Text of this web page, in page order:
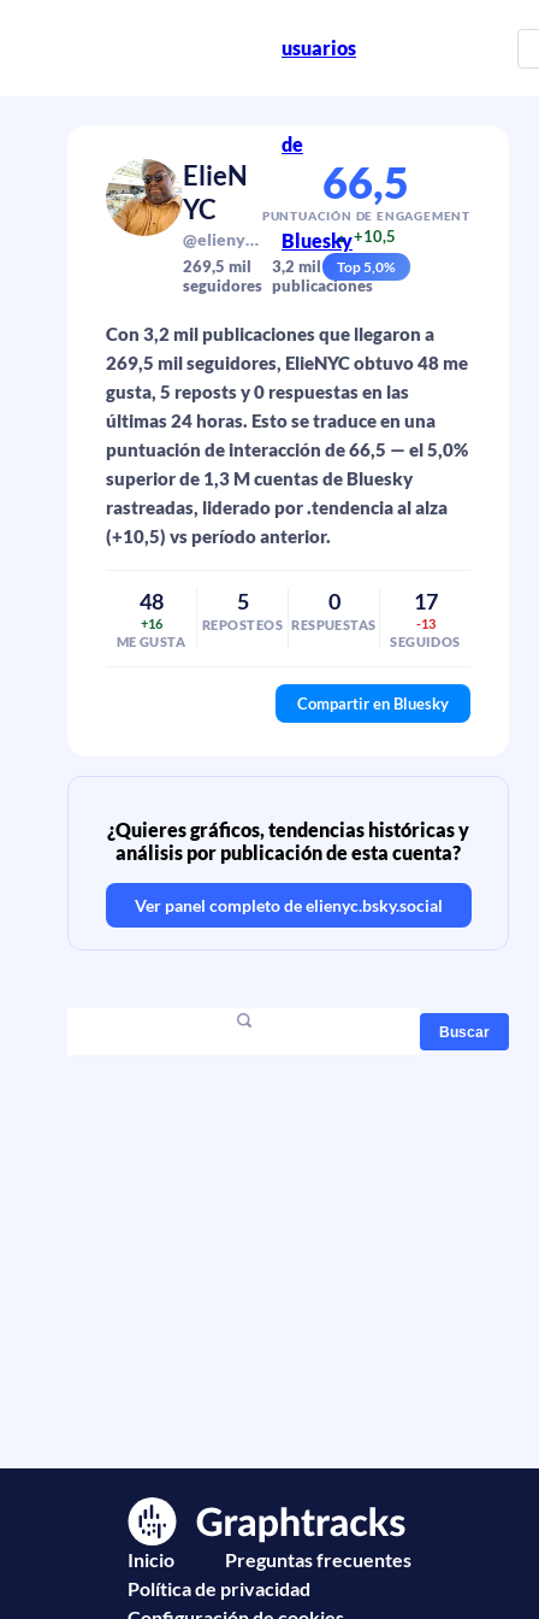
usuarios
de
Bluesky
ElieN
YC
@elienyc.bsky.social
269,5 mil
seguidores
3,2 mil
publicaciones
66,5
PUNTUACIÓN DE ENGAGEMENT
▲+10,5
Top5,0%
Con 3,2 mil publicaciones que llegaron a
269,5 mil seguidores, ElieNYC obtuvo 48 me
gusta, 5 reposts y 0 respuestas en las
últimas 24 horas. Esto se traduce en una
puntuación de interacción de 66,5 — el 5,0%
superior de 1,3 M cuentas de Bluesky
rastreadas, liderado por .tendencia al alza
(+10,5) vs período anterior.
48
+16
ME GUSTA
5
REPOSTEOS
0
RESPUESTAS
17
-13
SEGUIDOS
Compartir en Bluesky
¿Quieres gráficos, tendencias históricas y
análisis por publicación de esta cuenta?
Ver panel completo deelienyc.bsky.social
Buscar
Inicio
Preguntas frecuentes
Política de privacidad